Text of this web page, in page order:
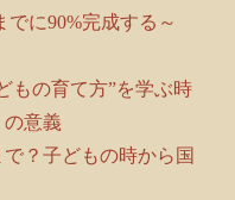
に90%完成する～
もの育て方”を学ぶ時
の意義
？子どもの時から国